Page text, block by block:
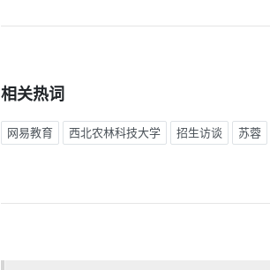
相关热词
网易教育 西北农林科技大学 招生访谈 苏蓉